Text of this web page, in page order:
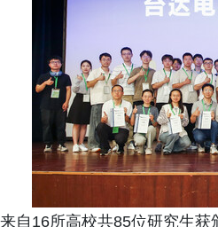
来自16所高校共85位研究生获